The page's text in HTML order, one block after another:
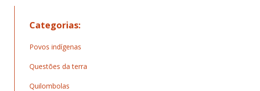
Categorias:
Povos indígenas
Questões da terra
Quilombolas